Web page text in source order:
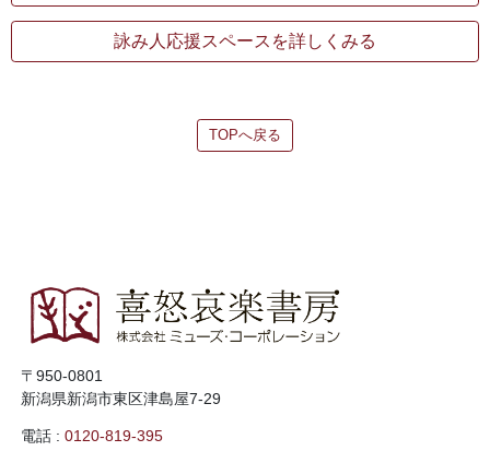
詠み人応援スペースを詳しくみる
TOPへ戻る
〒950-0801
新潟県新潟市東区津島屋7-29
電話 :0120-819-395